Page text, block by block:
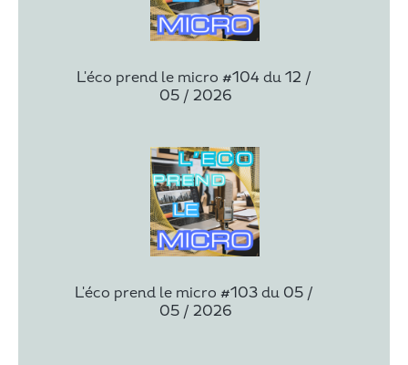
L'éco prend le micro #104 du 12 /
05 / 2026
L'éco prend le micro #103 du 05 /
05 / 2026